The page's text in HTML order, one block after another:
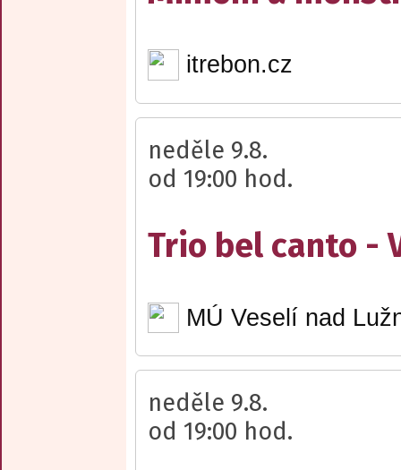
itrebon.cz
neděle 9.8.
od 19:00 hod.
Trio bel canto -
MÚ Veselí nad
neděle 9.8.
od 19:00 hod.